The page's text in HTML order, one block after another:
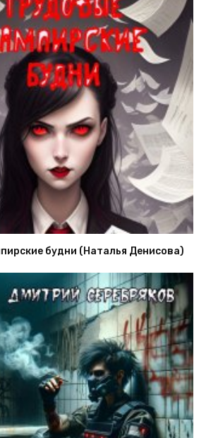
будни (Наталья Денисова)